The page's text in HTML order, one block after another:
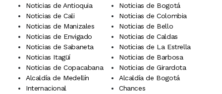
Noticias de Antioquia
Noticias de Bogotá
Noticias de Cali
Noticias de Colombia
Noticias de Manizales
Noticias de Bello
Noticias de Envigado
Noticias de Caldas
Noticias de Sabaneta
Noticias de La Estrella
Noticias Itagüí
Noticias de Barbosa
Noticias de Copacabana
Noticias de Girardota
Alcaldía de Medellín
Alcaldía de Bogotá
Internacional
Chances